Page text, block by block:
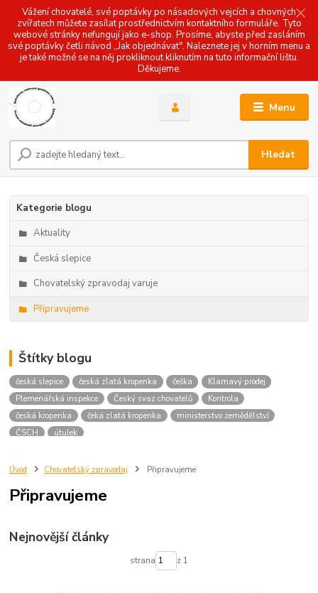
Vážení chovatelé, své poptávky po násadových vejcích a chovných
zvířatech můžete zasílat prostřednictvím kontaktního formuláře. Tyto
webové stránky nefungují jako e-shop. Prosíme, abyste před zasláním
své poptávky četli návod ,,Jak objednávat". Naleznete jej v horním menu a
je také možné se na něj prokliknout kliknutím na tuto informační lištu.
Děkujeme.
Menu
Hledat
Kategorie blogu
Aktuality
Česká slepice
Chovatelský zpravodaj varuje
Připravujeme
Štítky blogu
česká slepice česká zlatá kropenka češka
Klamavý prodej
Plemenářská inspekce
Český svaz chovatelů
Kontrola
česká kropenka
čeká zlatá kropenka
ministerstvo zemědělství
ČSCH
útulek
Úvod Chovatelský zpravodaj Připravujeme
Připravujeme
Nejnovější články
strana z 1